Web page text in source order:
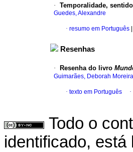
· Temporalidade,
Guedes, Alexandre
· resumo em Português
Resenhas
· Resenha do livro
Guimarães, Deborah Moreira
· texto em Português ·
Todo o
identificado,